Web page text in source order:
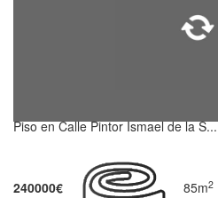
Piso en Calle Pintor Ismael de la S...
240000€ 85m2